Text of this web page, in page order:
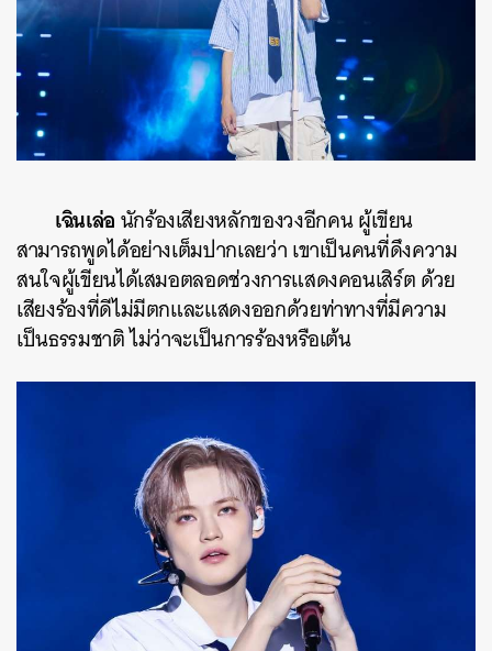
เฉินเล่อนักร้องเสียงหลักของวงอีกคน ผู้เขียน
สามารถพูดได้อย่างเต็มปากเลยว่า เขาเป็นคนที่ดึงความ
สนใจผู้เขียนได้เสมอตลอดช่วงการแสดงคอนเสิร์ต ด้วย
เสียงร้องที่ดีไม่มีตกและแสดงออกด้วยท่าทางที่มีความ
เป็นธรรมชาติ ไม่ว่าจะเป็นการร้องหรือเต้น